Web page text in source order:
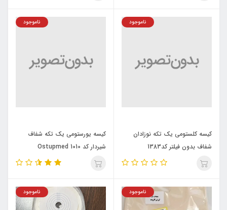
ناموجود
کیسه کلستومی یک تکه نوزادان
شفاف بدون فیلتر کد1383
Ostupmed
ناموجود
کیسه یورستومی یک تکه شفاف
شیردار کد 1010 Ostupmed
ناموجود ناموجود